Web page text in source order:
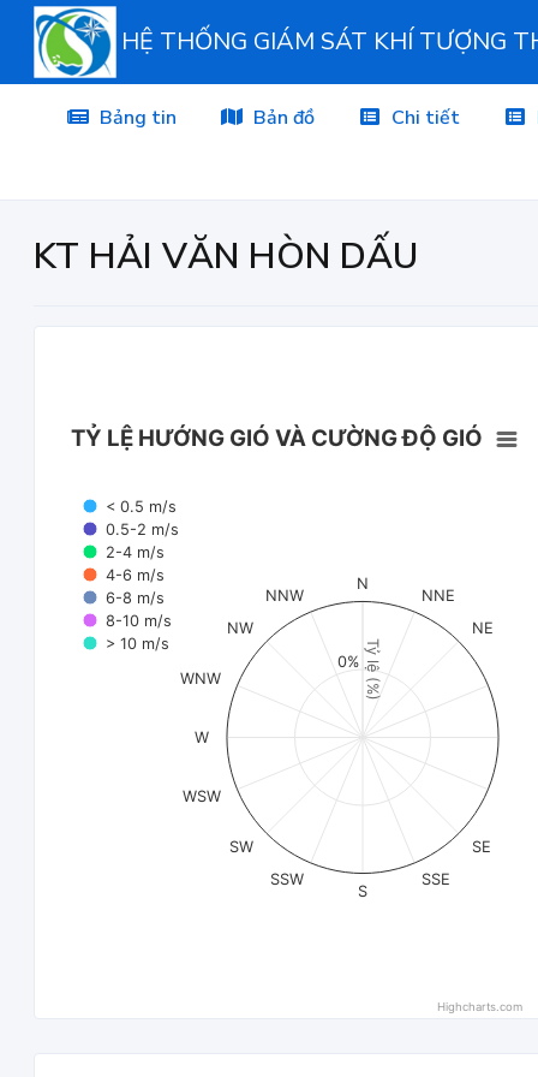
HỆ THỐNG GIÁM SÁT KHÍ TƯỢNG
Bảng tin Bản đồ Chi tiết
KT HẢI VĂN HÒN DẤU
Tỷ lệ (%)
TỶ LỆ HƯỚNG GIÓ VÀ CƯỜNG ĐỘ GIÓ
< 0.5 m/s
0.5-2 m/s
2-4 m/s
4-6 m/s
6-8 m/s
8-10 m/s
> 10 m/s
N
NNE
NE
SE
SSE
S
SSW
SW
WSW
W
WNW
NW
NNW
0%
Highcharts.com